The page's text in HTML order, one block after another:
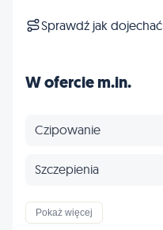
Sprawdź jak dojechać
W ofercie m.in.
Czipowanie
Szczepienia
Inne
Pokaż więcej